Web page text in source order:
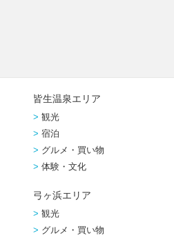
皆生温泉エリア
観光
宿泊
グルメ・買い物
体験・文化
弓ヶ浜エリア
観光
グルメ・買い物